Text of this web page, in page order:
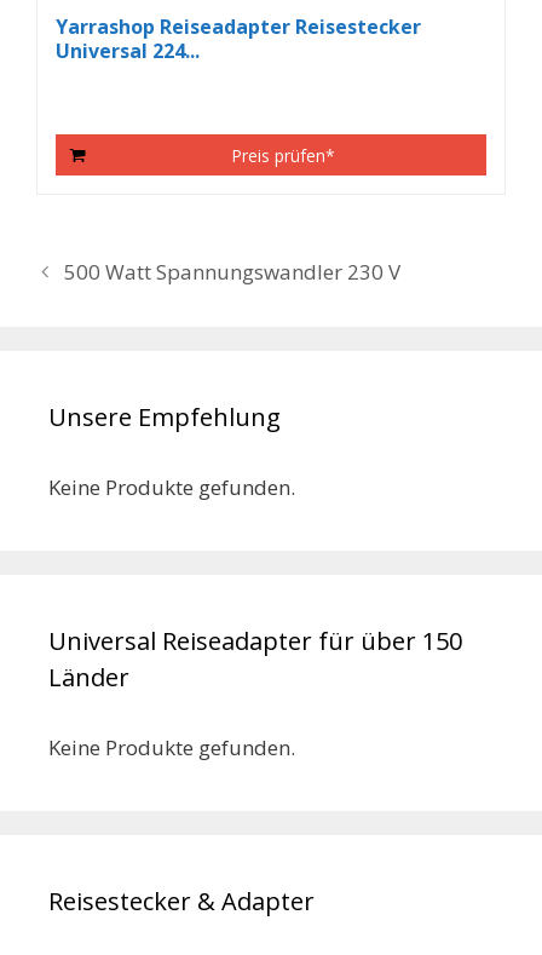
Yarrashop Reiseadapter Reisestecker
Universal 224...
Preis prüfen*
500 Watt Spannungswandler 230 V
Unsere Empfehlung
Keine Produkte gefunden.
Universal Reiseadapter für über 150
Länder
Keine Produkte gefunden.
Reisestecker & Adapter